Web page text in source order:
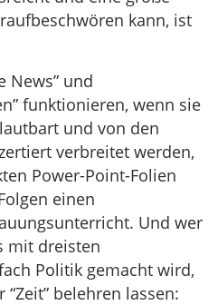
kann, ist
News” und
funktionieren, wenn sie
und von den
verbreitet werden,
Power-Point-Folien
einen
Und wer
mit dreisten
Politik gemacht wird,
belehren lassen: